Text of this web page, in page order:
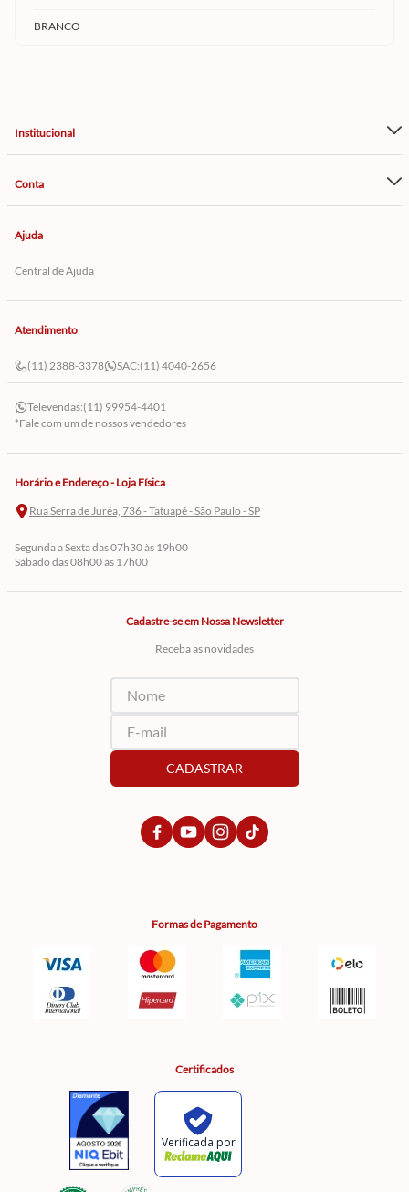
BRANCO
Institucional
Conta
Ajuda
Central de Ajuda
Atendimento
(11) 2388-3378 SAC:(11) 4040-2656
Televendas:(11) 99954-4401
*Fale com um de nossos vendedores
Horário e Endereço - Loja Física
Rua Serra de Juréa, 736 - Tatuapé - São Paulo - SP
Segunda a Sexta das 07h30 às 19h00
Sábado das 08h00 às 17h00
Cadastre-se em Nossa Newsletter
Receba as novidades
CADASTRAR
Formas de Pagamento
Certificados